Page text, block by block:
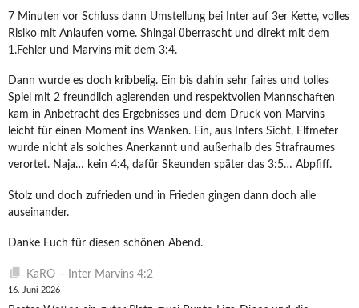
7 Minuten vor Schluss dann Umstellung bei Inter auf 3er Kette, volles
Risiko mit Anlaufen vorne. Shingal überrascht und direkt mit dem
1.Fehler und Marvins mit dem 3:4.
Dann wurde es doch kribbelig. Ein bis dahin sehr faires und tolles
Spiel mit 2 freundlich agierenden und respektvollen Mannschaften
kam in Anbetracht des Ergebnisses und dem Druck von Marvins
leicht für einen Moment ins Wanken. Ein, aus Inters Sicht, Elfmeter
wurde nicht als solches Anerkannt und außerhalb des Strafraumes
verortet. Naja… kein 4:4, dafür Skeunden später das 3:5… Abpfiff.
Stolz und doch zufrieden und in Frieden gingen dann doch alle
auseinander.
Danke Euch für diesen schönen Abend.
KaRO – Inter Marvins 4:2
16. Juni 2026